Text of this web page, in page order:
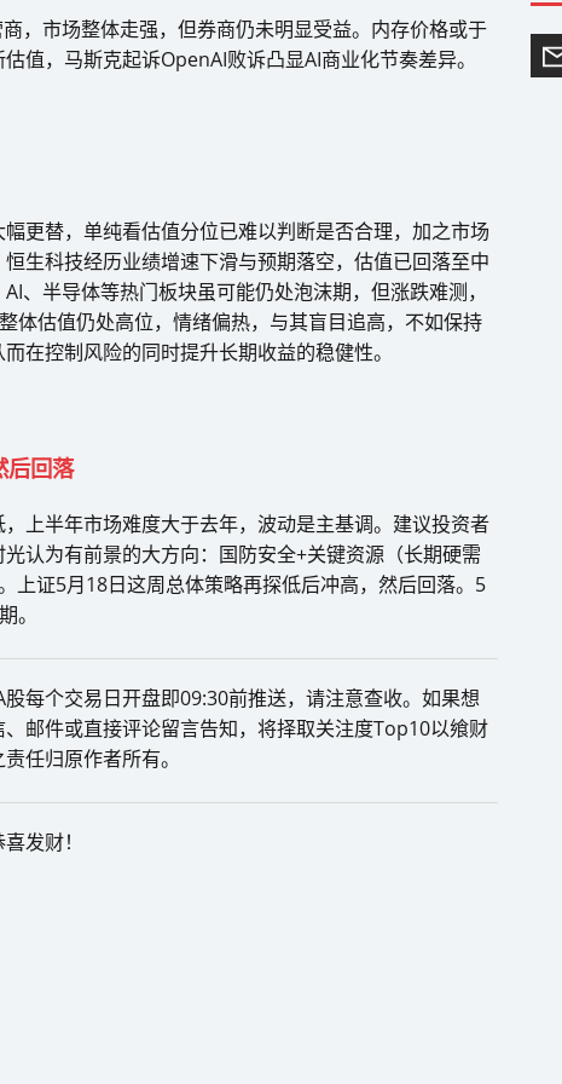
，市场整体走强，但券商仍未明显受益。内存价格或于
值，马斯克起诉OpenAI败诉凸显AI商业化节奏差异。
更替，单纯看估值分位已难以判断是否合理，加之市场
生科技经历业绩增速下滑与预期落空，估值已回落至中
、半导体等热门板块虽可能仍处泡沫期，但涨跌难测，
体估值仍处高位，情绪偏热，与其盲目追高，不如保持
在控制风险的同时提升长期收益的稳健性。
后回落
上半年市场难度大于去年，波动是主基调。建议投资者
认为有前景的大方向：国防安全+关键资源（长期硬需
上证5月18日这周总体策略再探低后冲高，然后回落。5
。
每个交易日开盘即09:30前推送，请注意查收。如果想
邮件或直接评论留言告知，将择取关注度Top10以飨财
任归原作者所有。
发财！